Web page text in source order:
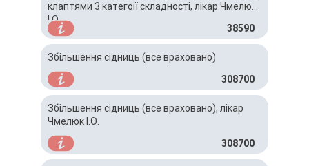
клаптями 3 категоії складності, лікар Чмелюк
І.О.
38590
Збільшення сідниць (все враховано)
308700
Збільшення сідниць (все враховано), лікар
Чмелюк І.О.
308700